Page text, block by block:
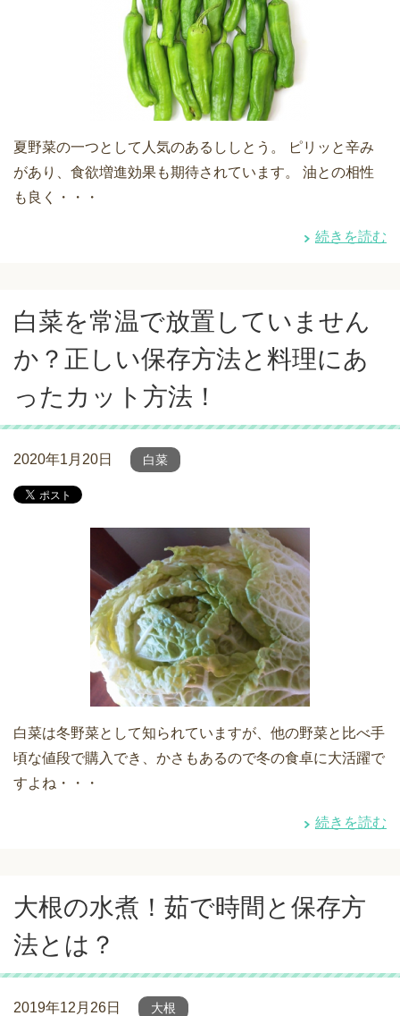
夏野菜の一つとして人気のあるししとう。 ピリッと辛み
があり、食欲増進効果も期待されています。 油との相性
も良く・・・
続きを読む
白菜を常温で放置していません
か？正しい保存方法と料理にあ
ったカット方法！
2020年1月20日 白菜
白菜は冬野菜として知られていますが、他の野菜と比べ手
頃な値段で購入でき、かさもあるので冬の食卓に大活躍で
すよね・・・
続きを読む
大根の水煮！茹で時間と保存方
法とは？
2019年12月26日 大根